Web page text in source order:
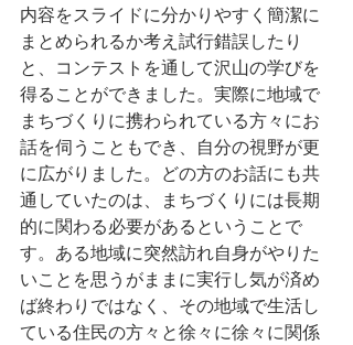
内容をスライドに分かりやすく簡潔に
まとめられるか考え試行錯誤したり
と、コンテストを通して沢山の学びを
得ることができました。実際に地域で
まちづくりに携わられている方々にお
話を伺うこともでき、自分の視野が更
に広がりました。どの方のお話にも共
通していたのは、まちづくりには長期
的に関わる必要があるということで
す。ある地域に突然訪れ自身がやりた
いことを思うがままに実行し気が済め
ば終わりではなく、その地域で生活し
ている住民の方々と徐々に徐々に関係